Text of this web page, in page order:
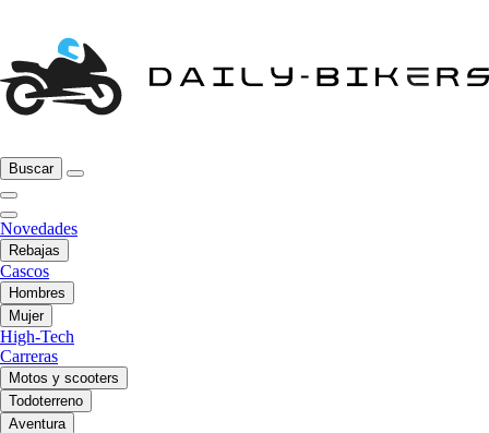
Buscar
Novedades
Rebajas
Cascos
Hombres
Mujer
High-Tech
Carreras
Motos y scooters
Todoterreno
Aventura